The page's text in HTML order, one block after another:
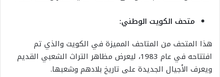
متحف الكويت الوطني:
هذا المتحف من المتاحف المميزة في الكويت والذي تم
افتتاحه في عام 1983، ليعرض مظاهر التراث الشعبي القديم
ويعرف الأجيال الجديدة على تاريخ بلادهم وشعبها.